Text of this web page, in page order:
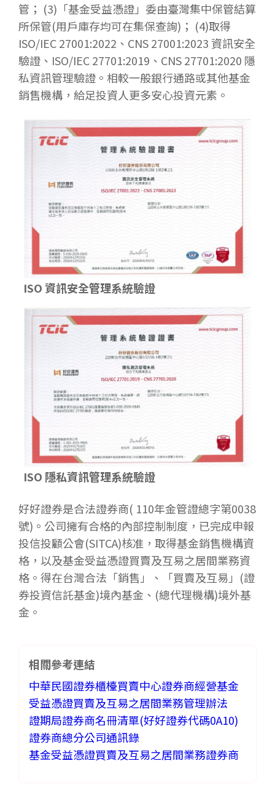
管； (3)「基金受益憑證」委由臺灣集中保管結算
所保管(用戶庫存均可在集保查詢)； (4)取得
ISO/IEC 27001:2022、CNS 27001:2023 資訊安全
驗證、ISO/IEC 27701:2019、CNS 27701:2020 隱
私資訊管理驗證。相較一般銀行通路或其他基金
銷售機構，給足投資人更多安心投資元素。​
ISO 資訊安全管理系統驗證
ISO 隱私資訊管理系統驗證
好好證券是合法證券商( 110年金管證總字第0038
號)。公司擁有合格的內部控制制度，已完成申報
投信投顧公會(SITCA)核准，取得基金銷售機構資
格，以及基金受益憑證買賣及互易之居間業務資
格。得在台灣合法「銷售」、「買賣及互易」(證
券投資信託基金)境內基金、(總代理機構)境外基
金。​
相關參考連結
中華民國證券櫃檯買賣中心證券商經營基金
受益憑證買賣及互易之居間業務管理辦法
證期局證券商名冊清單(好好證券代碼0A10)
證券商總分公司通訊錄
基金受益憑證買賣及互易之居間業務證券商